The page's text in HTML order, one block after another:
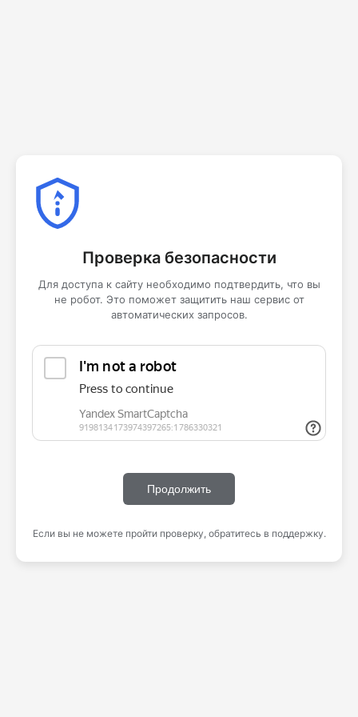
Проверка безопасности
Для доступа к сайту необходимо подтвердить, что вы
не робот. Это поможет защитить наш сервис от
автоматических запросов.
Продолжить
Если вы не можете пройти проверку, обратитесь в поддержку.